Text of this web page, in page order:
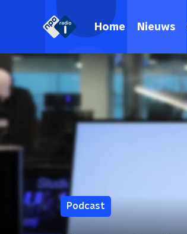
Home Nieuws
Podcast